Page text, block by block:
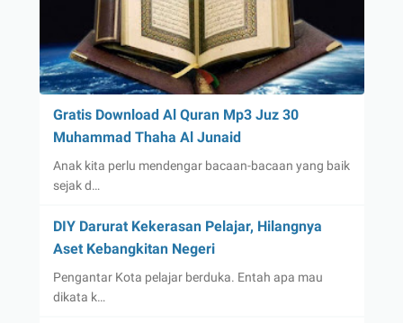
Gratis Download Al Quran Mp3 Juz 30
Muhammad Thaha Al Junaid
Anak kita perlu mendengar bacaan-bacaan yang baik
sejak d…
DIY Darurat Kekerasan Pelajar, Hilangnya
Aset Kebangkitan Negeri
Pengantar Kota pelajar berduka. Entah apa mau
dikata k…